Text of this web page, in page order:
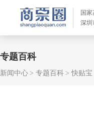
国
深圳
专题百科
新闻中心 专题百科 快贴宝